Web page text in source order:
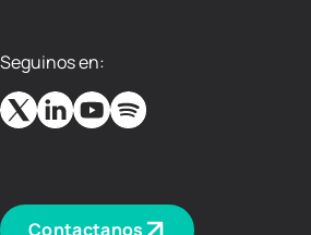
Seguinos en:
Contactanos